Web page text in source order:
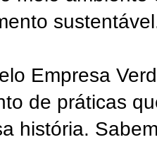
Empresa
de práticas
história.